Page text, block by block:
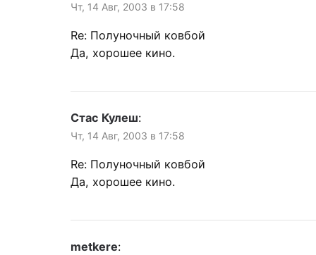
Чт, 14 Авг, 2003 в 17:58
Re: Полуночный ковбой
Да, хорошее кино.
Стас Кулеш:
Чт, 14 Авг, 2003 в 17:58
Re: Полуночный ковбой
Да, хорошее кино.
metkere: